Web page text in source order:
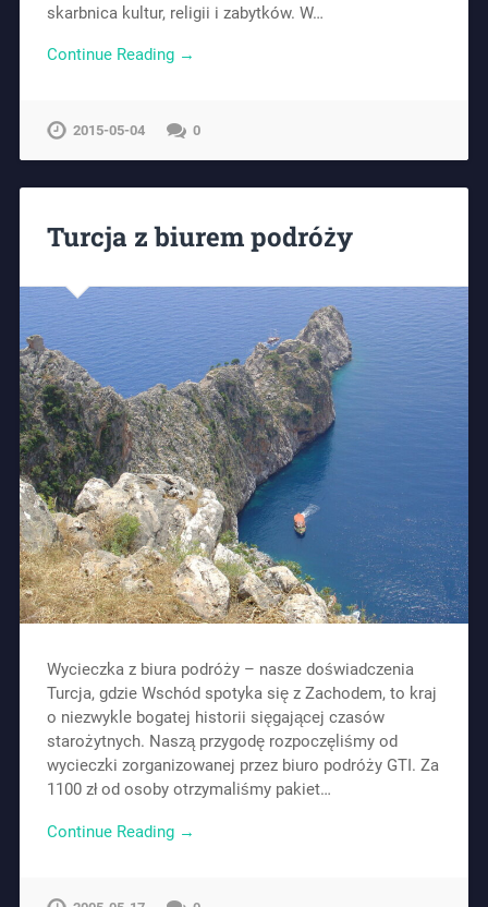
skarbnica kultur, religii i zabytków. W…
Continue Reading →
2015-05-04 0
Turcja z biurem podróży
Wycieczka z biura podróży – nasze doświadczenia
Turcja, gdzie Wschód spotyka się z Zachodem, to kraj
o niezwykle bogatej historii sięgającej czasów
starożytnych. Naszą przygodę rozpoczęliśmy od
wycieczki zorganizowanej przez biuro podróży GTI. Za
1100 zł od osoby otrzymaliśmy pakiet…
Continue Reading →